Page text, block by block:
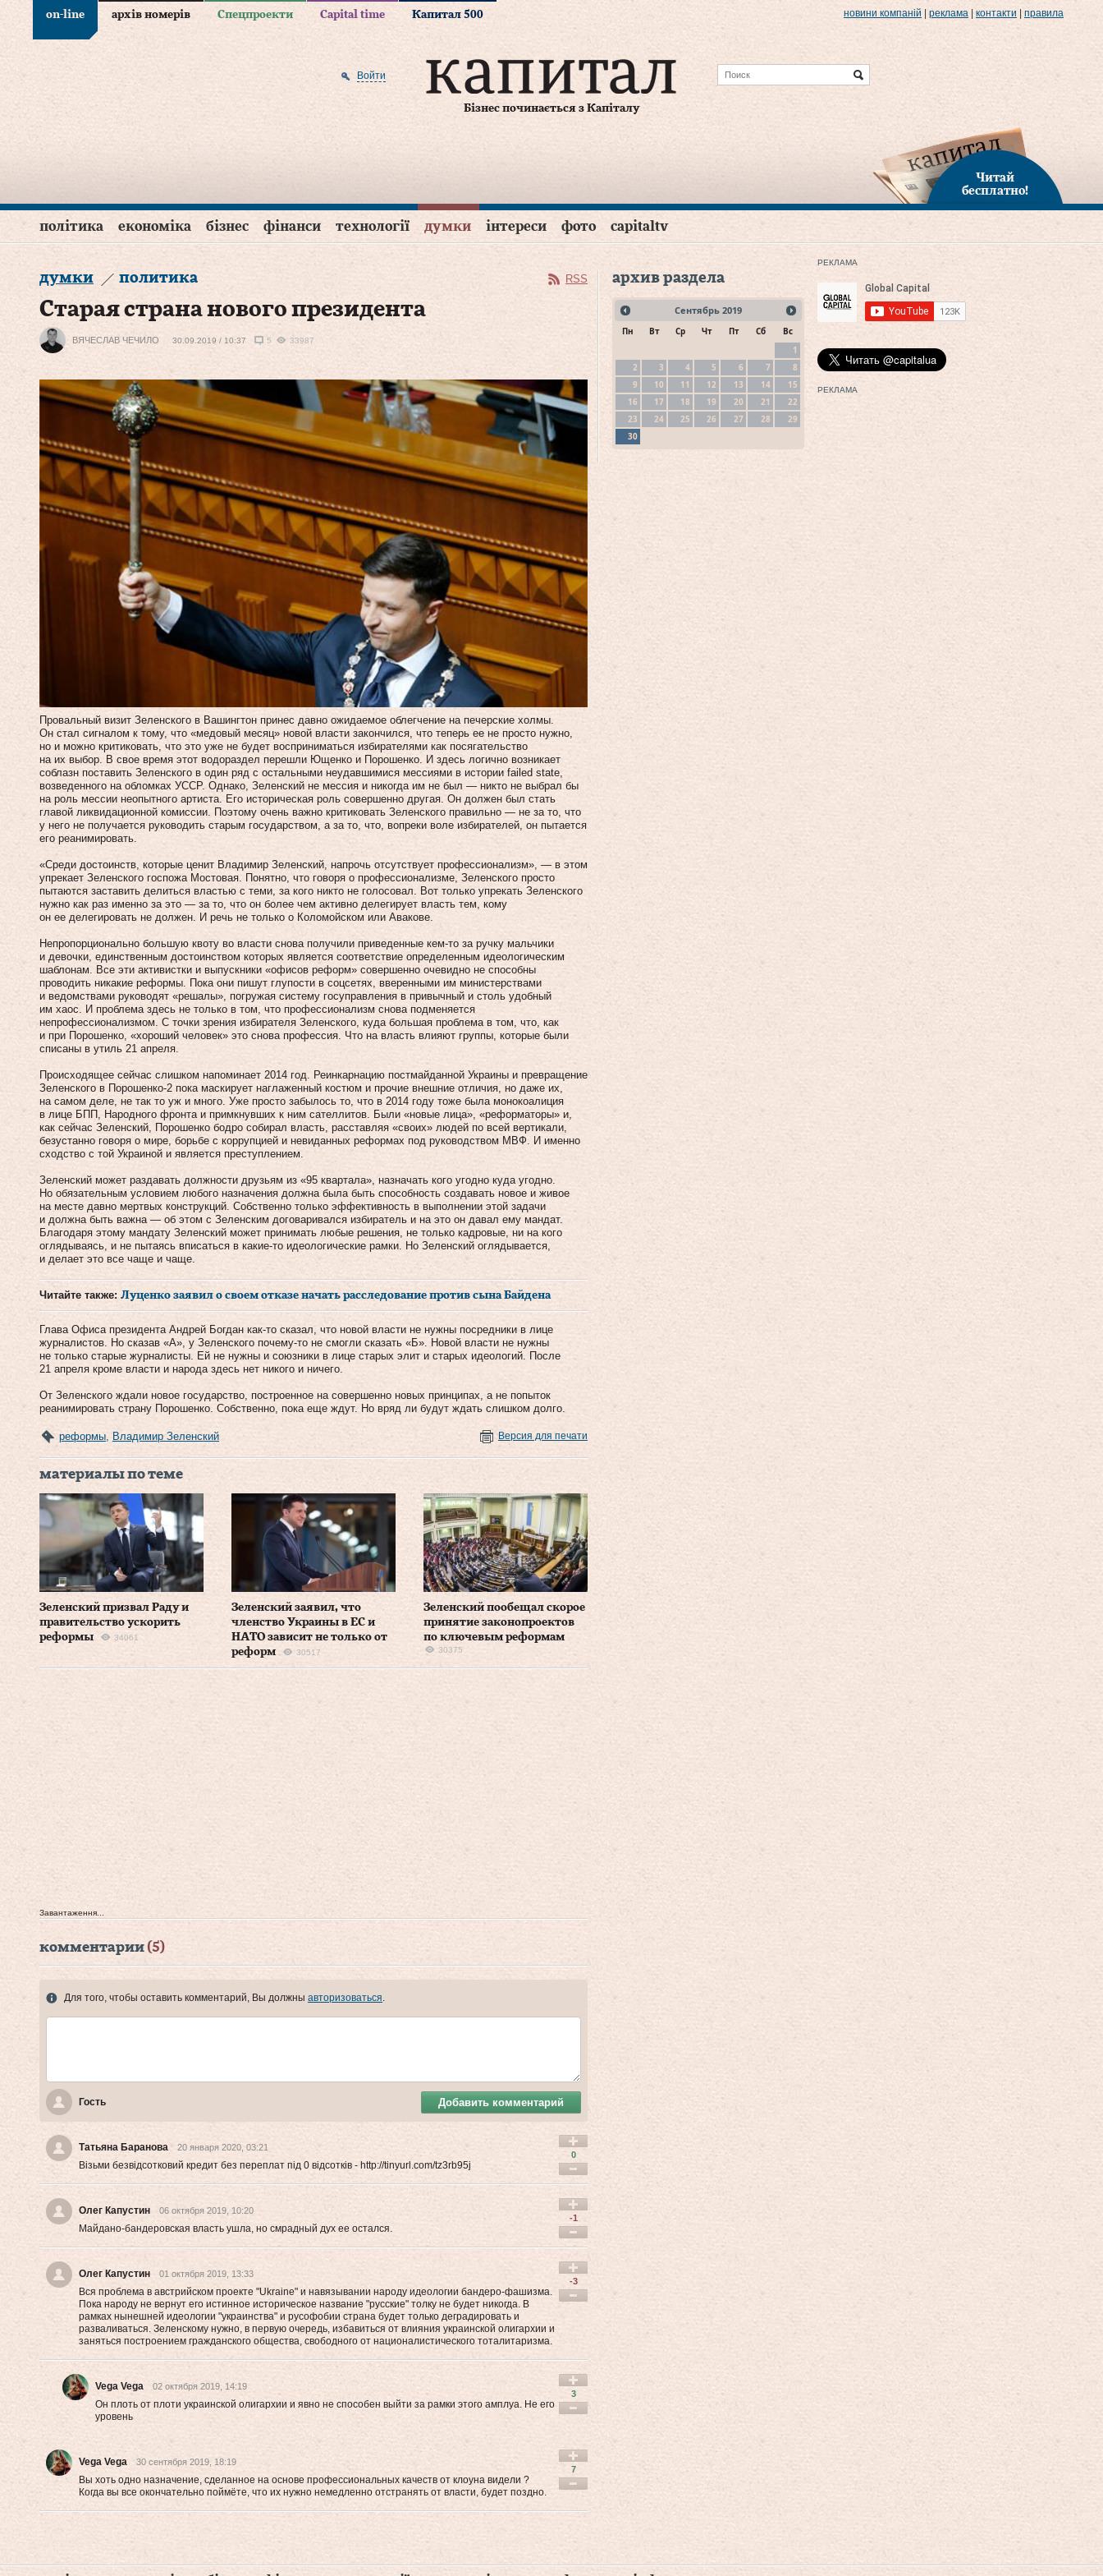
on-line архів номерів Спецпроекти Capital time Капитал 500 новини компаній реклама контакти правила
Бізнес починається з Капіталу
Войти
Читай
бесплатно!
політика економіка бізнес фінанси технології думки інтереси фото capitaltv
думки политика RSS
Старая страна нового президента
ВЯЧЕСЛАВ ЧЕЧИЛО 30.09.2019 / 10:37 5 33987
Провальный визит Зеленского в Вашингтон принес давно ожидаемое облегчение на печерские холмы.
Он стал сигналом к тому, что «медовый месяц» новой власти закончился, что теперь ее не просто нужно,
но и можно критиковать, что это уже не будет восприниматься избирателями как посягательство
на их выбор. В свое время этот водораздел перешли Ющенко и Порошенко. И здесь логично возникает
соблазн поставить Зеленского в один ряд с остальными неудавшимися мессиями в истории failed state,
возведенного на обломках УССР. Однако, Зеленский не мессия и никогда им не был — никто не выбрал бы
на роль мессии неопытного артиста. Его историческая роль совершенно другая. Он должен был стать
главой ликвидационной комиссии. Поэтому очень важно критиковать Зеленского правильно — не за то, что
у него не получается руководить старым государством, а за то, что, вопреки воле избирателей, он пытается
его реанимировать.
«Среди достоинств, которые ценит Владимир Зеленский, напрочь отсутствует профессионализм», — в этом
упрекает Зеленского госпожа Мостовая. Понятно, что говоря о профессионализме, Зеленского просто
пытаются заставить делиться властью с теми, за кого никто не голосовал. Вот только упрекать Зеленского
нужно как раз именно за это — за то, что он более чем активно делегирует власть тем, кому
он ее делегировать не должен. И речь не только о Коломойском или Авакове.
Непропорционально большую квоту во власти снова получили приведенные кем-то за ручку мальчики
и девочки, единственным достоинством которых является соответствие определенным идеологическим
шаблонам. Все эти активистки и выпускники «офисов реформ» совершенно очевидно не способны
проводить никакие реформы. Пока они пишут глупости в соцсетях, вверенными им министерствами
и ведомствами руководят «решалы», погружая систему госуправления в привычный и столь удобный
им хаос. И проблема здесь не только в том, что профессионализм снова подменяется
непрофессионализмом. С точки зрения избирателя Зеленского, куда большая проблема в том, что, как
и при Порошенко, «хороший человек» это снова профессия. Что на власть влияют группы, которые были
списаны в утиль 21 апреля.
Происходящее сейчас слишком напоминает 2014 год. Реинкарнацию постмайданной Украины и превращение
Зеленского в Порошенко-2 пока маскирует наглаженный костюм и прочие внешние отличия, но даже их,
на самом деле, не так то уж и много. Уже просто забылось то, что в 2014 году тоже была монокоалиция
в лице БПП, Народного фронта и примкнувших к ним сателлитов. Были «новые лица», «реформаторы» и,
как сейчас Зеленский, Порошенко бодро собирал власть, расставляя «своих» людей по всей вертикали,
безустанно говоря о мире, борьбе с коррупцией и невиданных реформах под руководством МВФ. И именно
сходство с той Украиной и является преступлением.
Зеленский может раздавать должности друзьям из «95 квартала», назначать кого угодно куда угодно.
Но обязательным условием любого назначения должна была быть способность создавать новое и живое
на месте давно мертвых конструкций. Собственно только эффективность в выполнении этой задачи
и должна быть важна — об этом с Зеленским договаривался избиратель и на это он давал ему мандат.
Благодаря этому мандату Зеленский может принимать любые решения, не только кадровые, ни на кого
оглядываясь, и не пытаясь вписаться в какие-то идеологические рамки. Но Зеленский оглядывается,
и делает это все чаще и чаще.
Читайте также: Луценко заявил о своем отказе начать расследование против сына Байдена
Глава Офиса президента Андрей Богдан как-то сказал, что новой власти не нужны посредники в лице
журналистов. Но сказав «А», у Зеленского почему-то не смогли сказать «Б». Новой власти не нужны
не только старые журналисты. Ей не нужны и союзники в лице старых элит и старых идеологий. После
21 апреля кроме власти и народа здесь нет никого и ничего.
От Зеленского ждали новое государство, построенное на совершенно новых принципах, а не попыток
реанимировать страну Порошенко. Собственно, пока еще ждут. Но вряд ли будут ждать слишком долго.
реформы Владимир Зеленский Версия для печати
материалы по теме
Зеленский призвал Раду и
правительство ускорить
реформы
34061
Зеленский заявил, что
членство Украины в ЕС и
НАТО зависит не только от
реформ
30517
Зеленский пообещал скорое
принятие законопроектов
по ключевым реформам
30375
Завантаження...
комментарии (5)
Для того, чтобы оставить комментарий, Вы должны авторизоваться
Гость Добавить комментарий
Татьяна Баранова 20 января 2020, 03:21
Візьми безвідсотковий кредит без переплат під 0 відсотків - http://tinyurl.com/tz3rb95j
0
Олег Капустин 06 октября 2019, 10:20
Майдано-бандеровская власть ушла, но смрадный дух ее остался.
-1
Олег Капустин 01 октября 2019, 13:33
Вся проблема в австрийском проекте "Ukraine" и навязывании народу идеологии бандеро-фашизма.
Пока народу не вернут его истинное историческое название "русские" толку не будет никогда. В
рамках нынешней идеологии "украинства" и русофобии страна будет только деградировать и
разваливаться. Зеленскому нужно, в первую очередь, избавиться от влияния украинской олигархии и
заняться построением гражданского общества, свободного от националистического тоталитаризма.
-3
Vega Vega 02 октября 2019, 14:19
Он плоть от плоти украинской олигархии и явно не способен выйти за рамки этого амплуа. Не его
уровень
3
Vega Vega 30 сентября 2019, 18:19
Вы хоть одно назначение, сделанное на основе профессиональных качеств от клоуна видели ?
Когда вы все окончательно поймёте, что их нужно немедленно отстранять от власти, будет поздно.
7
архив раздела
Сентябрь 2019
Пн Вт Ср Чт Пт Сб
Вс
1
2
3 4 5 6 7
8
9
10 11 12 13 14
15
16
17 18 19 20 21
22
23
24 25 26 27 28
29
30
РЕКЛАМА
РЕКЛАМА